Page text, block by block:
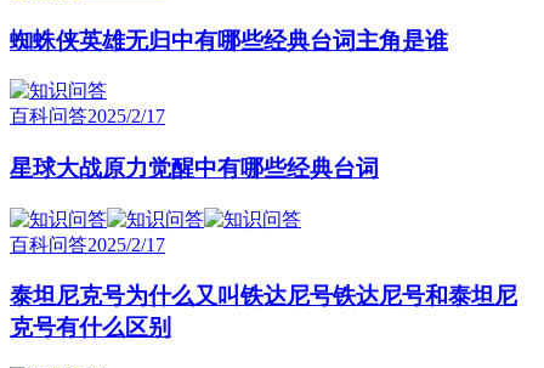
蜘蛛侠英雄无归中有哪些经典台词主角是谁
百科问答2025/2/17
星球大战原力觉醒中有哪些经典台词
百科问答2025/2/17
泰坦尼克号为什么又叫铁达尼号铁达尼号和泰坦尼
克号有什么区别